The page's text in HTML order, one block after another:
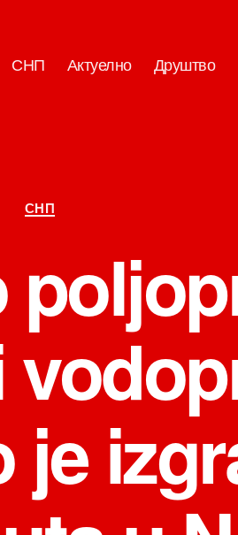
СНП Актуелно Друштво
Категорије
СНП
je